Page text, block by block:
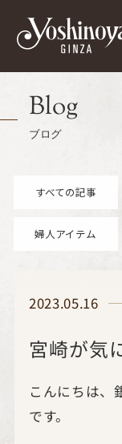
Blog
ブログ
すべての記事
婦人アイテム
2023.05.16
宮崎が気
こんにちは、
です。